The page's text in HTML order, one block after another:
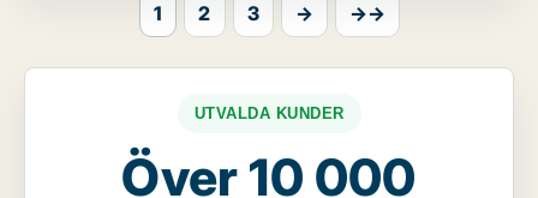
1 2 3 → →→
UTVALDA KUNDER
Över 10 000